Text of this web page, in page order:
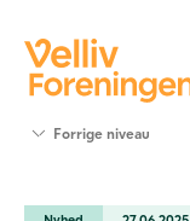
Forrige niveau